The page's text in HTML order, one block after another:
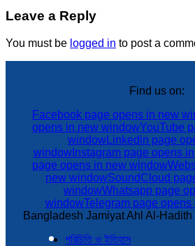
Leave a Reply
You must be logged in to post a
Find us on:
Facebook page opens in new
opens in new windowYouTube
windowLinkedin page
windowInstagram page opens
page opens in new window
new windowSoundCloud
windowWhatsapp page
windowTelegram page
Bangladesh Jamiyat Ahl Al-Hadith
পরিচিতি ও ইতিহাস